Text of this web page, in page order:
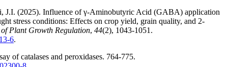
J.I. (2025). Influence of γ-Aminobutyric Acid (GABA) application
stress conditions: Effects on crop yield, grain quality, and 2-
Plant Growth Regulation, 44(2), 1043-1051.
6.
of catalases and peroxidases. 764-775.